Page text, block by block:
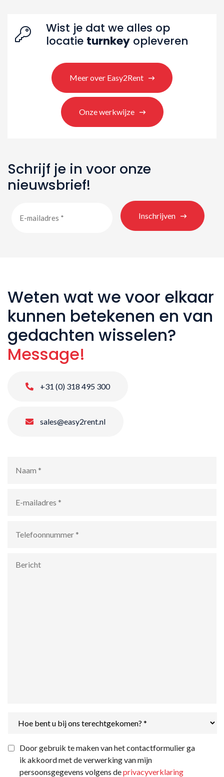
Wist je dat we alles op
locatie turnkey opleveren
Meer over Easy2Rent
Onze werkwijze
Schrijf je in voor onze
nieuwsbrief!
Inschrijven
Weten wat we voor elkaar
kunnen betekenen en van
gedachten wisselen?
Message!
+31 (0) 318 495 300
sales@easy2rent.nl
mailadres *
bent
bij
ons
terechtgekomen?
Privacyverklaring *
Door gebruik te maken van het contactformulier ga
ik akkoord met de verwerking van mijn
persoonsgegevens volgens deprivacyverklaring